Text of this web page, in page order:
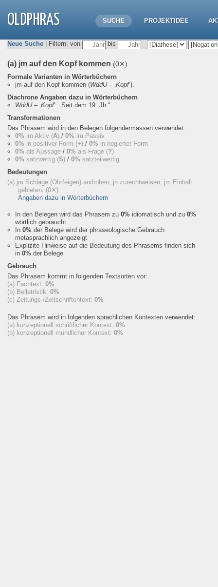
OLDPHRAS SUCHE PROJEKTIDEE
Neue Suche | Filtern: von bis
(a) jm auf den Kopf kommen (0✕)
Formale Varianten in Wörterbüchern
jm auf den Kopf kommen (WddU– ‚Kopf‘).
Diachrone Angaben dazu in Wörterbüchern
WddU– ‚Kopf‘: „Seit dem 19. Jh.“
Transformationen
Das Phrasem wird in den Belegen folgendermassen verwendet:
0% im Aktiv (A) / 0% im Passiv
0% in positiver Form (+) / 0% in negierter Form
0% als Aussage / 0% als Frage (?)
0% satzwertig (S) / 0% satzteilwertig
Bedeutungen
(a) jm Schläge (Ohrfeigen) androhen; jn zurechtweisen; jm Einhalt
gebieten. (0✕)
Angaben dazu in Wörterbüchern
In den Belegen wird das Phrasem zu 0% idiomatisch und zu 0%
wörtlich gebraucht
In 0% der Belege wird der phraseologische Gebrauch
metasprachlich angezeigt
Explizite Hinweise auf die Bedeutung des Phrasems finden sich
in 0% der Belege
Gebrauch
Das Phrasem kommt in folgenden Textsorten vor:
(a) Fachtext: 0%
(b) Belletristik: 0%
(c) Zeitungs-/Zeitschriftentext: 0%
Das Phrasem wird in folgenden sprachlichen Kontexten verwendet:
(a) konzeptionell schriftlicher Kontext: 0%
(b) konzeptionell mündlicher Kontext: 0%